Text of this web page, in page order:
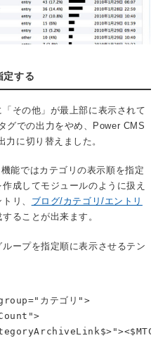
定する
その他」が最上部に表示されて
グでの出力をやめ、Power CMS
に切り替えました。
能ではカテゴリの表示順を指定
成してモジュールのように扱え
リ、 ブログ/カテゴリ/エントリ
ることが出来ます。
ープを指定順に表示させるテン
カテゴリ">